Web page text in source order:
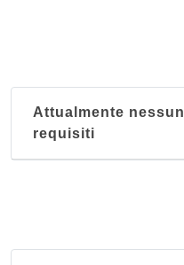
Attualmente
requisiti